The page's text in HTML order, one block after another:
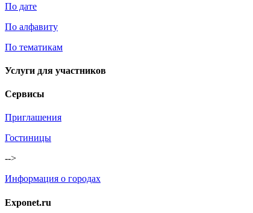
По дате
По алфавиту
По тематикам
Услуги для участников
Сервисы
Приглашения
Гостиницы
-->
Информация о городах
Exponet.ru